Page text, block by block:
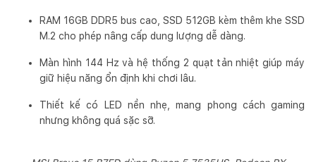
RAM 16GB DDR5 bus cao, SSD 512GB kèm thêm khe SSD
M.2 cho phép nâng cấp dung lượng dễ dàng.
Màn hình 144 Hz và hệ thống 2 quạt tản nhiệt giúp máy
giữ hiệu năng ổn định khi chơi lâu.
Thiết kế có LED nền nhẹ, mang phong cách gaming
nhưng không quá sặc sỡ.